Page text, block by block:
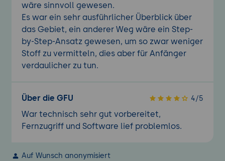
wäre sinnvoll gewesen.
Es war ein sehr ausführlicher Überblick über
das Gebiet, ein anderer Weg wäre ein Step-
by-Step-Ansatz gewesen, um so zwar weniger
Stoff zu vermitteln, dies aber für Anfänger
verdaulicher zu tun.
Über die GFU 4/5
War technisch sehr gut vorbereitet,
Fernzugriff und Software lief problemlos.
Auf Wunsch anonymisiert